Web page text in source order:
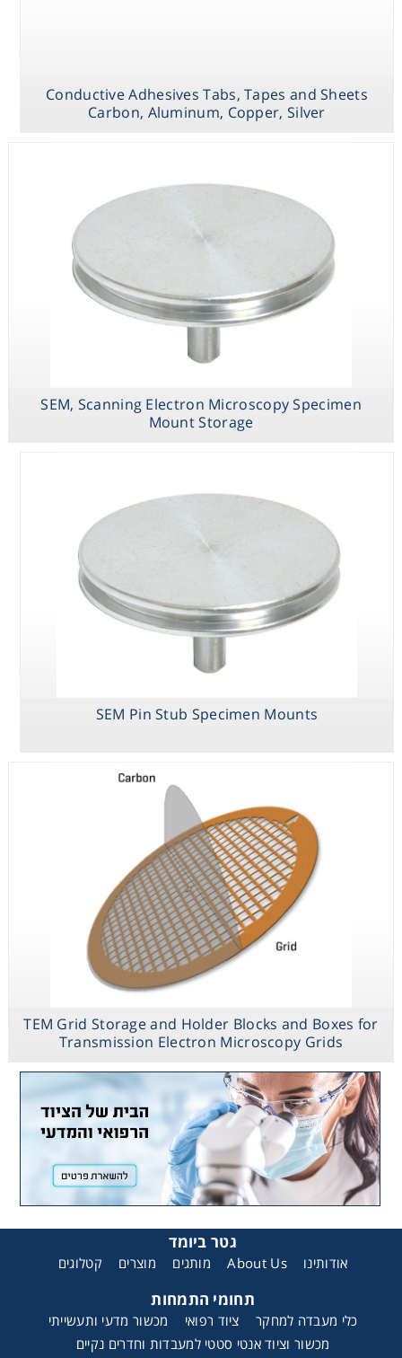
Conductive Adhesives Tabs, Tapes and Sheets
Carbon, Aluminum, Copper, Silver
SEM, Scanning Electron Microscopy Specimen
Mount Storage
SEM Pin Stub Specimen Mounts
TEM Grid Storage and Holder Blocks and Boxes for
Transmission Electron Microscopy Grids
גטר ביומד
אודותינו About Us מותגים מוצרים קטלוגים
תחומי התמחות
כלי מעבדה למחקר ציוד רפואי
מכשור מדעי ותעשייתי
מכשור וציוד אנטי סטטי למעבדות וחדרים נקיים
Conductive
Adhesives Tabs,
Tapes and
Sheets Carbon,
Microscopy
Specimen
Mount Storage
SEM Pin Stub
Specimen
Mounts
Storage and
Holder Blocks
and Boxes for
Transmission
Electron
Microscopy
Grids
Safety
Chemicals